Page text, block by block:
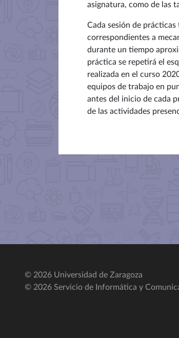
asignatura, como de las
Cada sesión de
correspondientes a
durante un tiempo
práctica se repetirá el
realizada en el curso
equipos de trabajo en
antes del inicio de cada
de las actividades
© 2026 Universidad de Zaragoza
© 2026 Servicio de Informática y